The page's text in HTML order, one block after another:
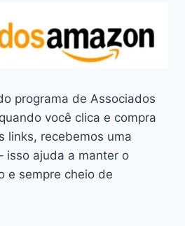
programa de Associados
você clica e compra
links, recebemos uma
isso ajuda a manter o
e sempre cheio de